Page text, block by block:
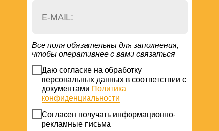
Все поля обязательны для заполнения,
чтобы оперативнее с вами связаться
Даю согласие на обработку
персональных данных в соответствии с
документами Политика
конфиденциальности
Согласен получать информационно-
рекламные письма